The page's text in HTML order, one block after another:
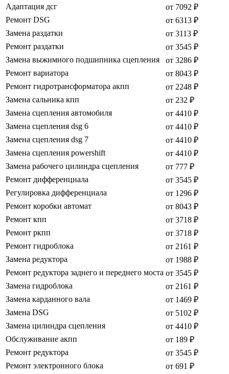
Адаптация дсг
от 7092 ₽
Ремонт DSG
от 6313 ₽
Замена раздатки
от 3113 ₽
Ремонт раздатки
от 3545 ₽
Замена выжимного подшипника сцепления
от 3286 ₽
Ремонт вариатора
от 8043 ₽
Ремонт гидротрансформатора акпп
от 2248 ₽
Замена сальника кпп
от 232 ₽
Замена сцепления автомобиля
от 4410 ₽
Замена сцепления dsg 6
от 4410 ₽
Замена сцепления dsg 7
от 4410 ₽
Замена сцепления powershift
от 4410 ₽
Замена рабочего цилиндра сцепления
от 777 ₽
Ремонт дифференциала
от 3545 ₽
Регулировка дифференциала
от 1296 ₽
Ремонт коробки автомат
от 8043 ₽
Ремонт кпп
от 3718 ₽
Ремонт ркпп
от 3718 ₽
Ремонт гидроблока
от 2161 ₽
Замена редуктора
от 1988 ₽
Ремонт редуктора заднего и переднего моста от 3545 ₽
Замена гидроблока
от 2161 ₽
Замена карданного вала
от 1469 ₽
Замена DSG
от 5102 ₽
Замена цилиндра сцепления
от 4410 ₽
Обслуживание акпп
от 189 ₽
Ремонт редуктора
от 3545 ₽
Ремонт электронного блока
от 691 ₽